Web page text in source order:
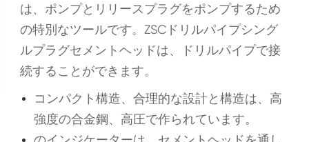
は、ポンプとリリースプラグをポンプするため
の特別なツールです。ZSCドリルパイプシング
ルプラグセメントヘッドは、ドリルパイプで接
続することができます。
コンパクト構造、合理的な設計と構造は、高
強度の合金鋼、高圧で作られています。